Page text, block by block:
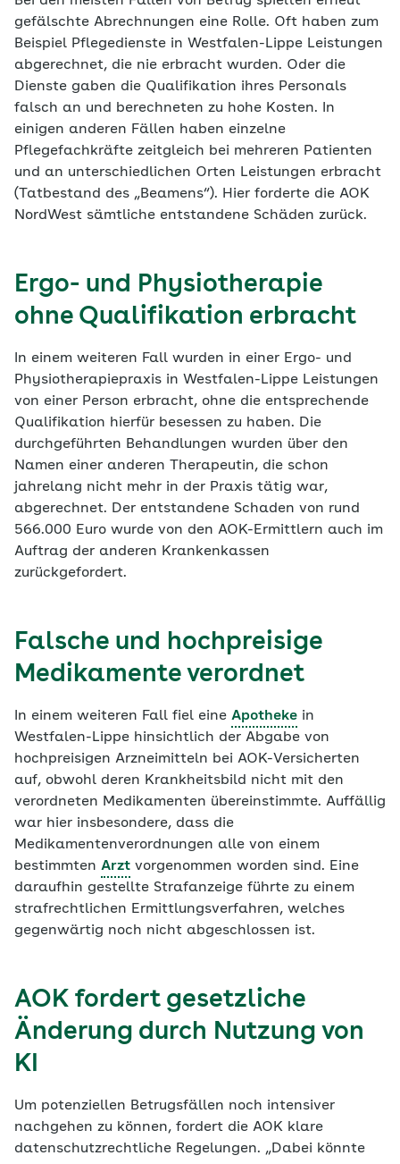
gefälschte Abrechnungen eine Rolle. Oft haben zum
Beispiel Pflegedienste in Westfalen-Lippe Leistungen
abgerechnet, die nie erbracht wurden. Oder die
Dienste gaben die Qualifikation ihres Personals
falsch an und berechneten zu hohe Kosten. In
einigen anderen Fällen haben einzelne
Pflegefachkräfte zeitgleich bei mehreren Patienten
und an unterschiedlichen Orten Leistungen erbracht
(Tatbestand des „Beamens“). Hier forderte die AOK
NordWest sämtliche entstandene Schäden zurück.
Ergo- und Physiotherapie
ohne Qualifikation erbracht
In einem weiteren Fall wurden in einer Ergo- und
Physiotherapiepraxis in Westfalen-Lippe Leistungen
von einer Person erbracht, ohne die entsprechende
Qualifikation hierfür besessen zu haben. Die
durchgeführten Behandlungen wurden über den
Namen einer anderen Therapeutin, die schon
jahrelang nicht mehr in der Praxis tätig war,
abgerechnet. Der entstandene Schaden von rund
566.000 Euro wurde von den AOK-Ermittlern auch im
Auftrag der anderen Krankenkassen
zurückgefordert.
Falsche und hochpreisige
Medikamente verordnet
In einem weiteren Fall fiel eine Apotheke in
Westfalen-Lippe hinsichtlich der Abgabe von
hochpreisigen Arzneimitteln bei AOK-Versicherten
auf, obwohl deren Krankheitsbild nicht mit den
verordneten Medikamenten übereinstimmte. Auffällig
war hier insbesondere, dass die
Medikamentenverordnungen alle von einem
bestimmten Arzt vorgenommen worden sind. Eine
daraufhin gestellte Strafanzeige führte zu einem
strafrechtlichen Ermittlungsverfahren, welches
gegenwärtig noch nicht abgeschlossen ist.
AOK fordert gesetzliche
Änderung durch Nutzung von
KI
Um potenziellen Betrugsfällen noch intensiver
nachgehen zu können, fordert die AOK klare
datenschutzrechtliche Regelungen. „Dabei könnte